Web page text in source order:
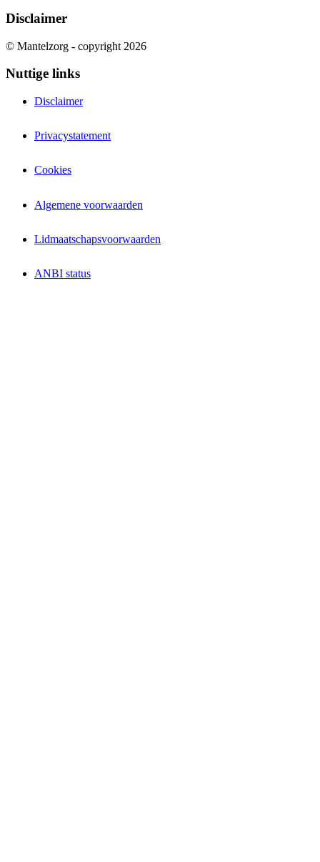
Disclaimer
© Mantelzorg - copyright 2026
Nuttige links
Disclaimer
Privacystatement
Cookies
Algemene voorwaarden
Lidmaatschapsvoorwaarden
ANBI status